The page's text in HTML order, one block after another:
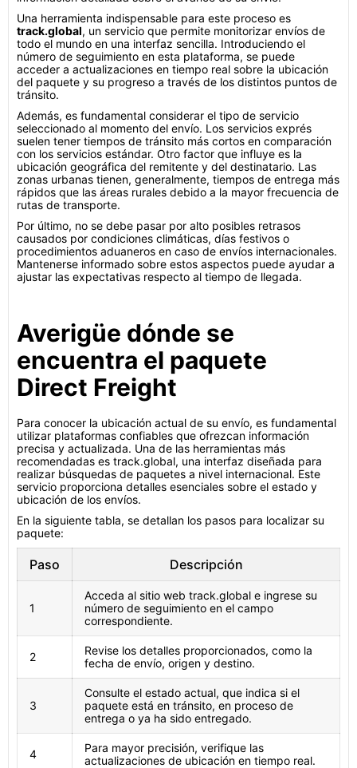
Una herramienta indispensable para este proceso es
track.global, un servicio que permite monitorizar envíos de
todo el mundo en una interfaz sencilla. Introduciendo el
número de seguimiento en esta plataforma, se puede
acceder a actualizaciones en tiempo real sobre la ubicación
del paquete y su progreso a través de los distintos puntos de
tránsito.
Además, es fundamental considerar el tipo de servicio
seleccionado al momento del envío. Los servicios exprés
suelen tener tiempos de tránsito más cortos en comparación
con los servicios estándar. Otro factor que influye es la
ubicación geográfica del remitente y del destinatario. Las
zonas urbanas tienen, generalmente, tiempos de entrega más
rápidos que las áreas rurales debido a la mayor frecuencia de
rutas de transporte.
Por último, no se debe pasar por alto posibles retrasos
causados por condiciones climáticas, días festivos o
procedimientos aduaneros en caso de envíos internacionales.
Mantenerse informado sobre estos aspectos puede ayudar a
ajustar las expectativas respecto al tiempo de llegada.
Averigüe dónde se
encuentra el paquete
Direct Freight
Para conocer la ubicación actual de su envío, es fundamental
utilizar plataformas confiables que ofrezcan información
precisa y actualizada. Una de las herramientas más
recomendadas es track.global, una interfaz diseñada para
realizar búsquedas de paquetes a nivel internacional. Este
servicio proporciona detalles esenciales sobre el estado y
ubicación de los envíos.
En la siguiente tabla, se detallan los pasos para localizar su
paquete:
Paso Descripción
1
Acceda al sitio web track.global e ingrese su
número de seguimiento en el campo
correspondiente.
2
Revise los detalles proporcionados, como la
fecha de envío, origen y destino.
3
Consulte el estado actual, que indica si el
paquete está en tránsito, en proceso de
entrega o ya ha sido entregado.
4
Para mayor precisión, verifique las
actualizaciones de ubicación en tiempo real.